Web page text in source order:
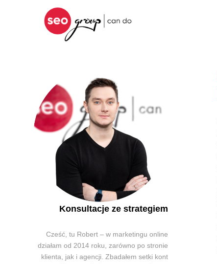
Konsultacje ze strategiem
Cześć, tu Robert – w marketingu online
działam od 2014 roku, zarówno po stronie
klienta, jak i agencji. Zbadałem setki kont